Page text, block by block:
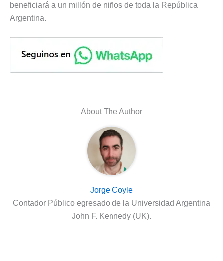
beneficiará a un millón de niños de toda la República
Argentina.
About The Author
Jorge Coyle
Contador Público egresado de la Universidad Argentina
John F. Kennedy (UK).